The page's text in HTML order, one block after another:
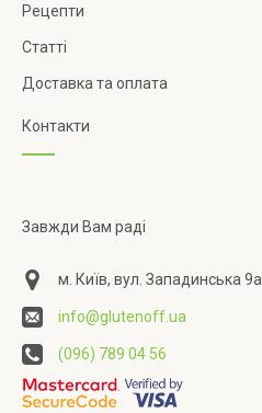
Рецепти
Статті
Доставка та оплата
Контакти
Завжди Вам раді
м. Київ, вул. Западинська 9а
info@glutenoff.ua
(096) 789 04 56